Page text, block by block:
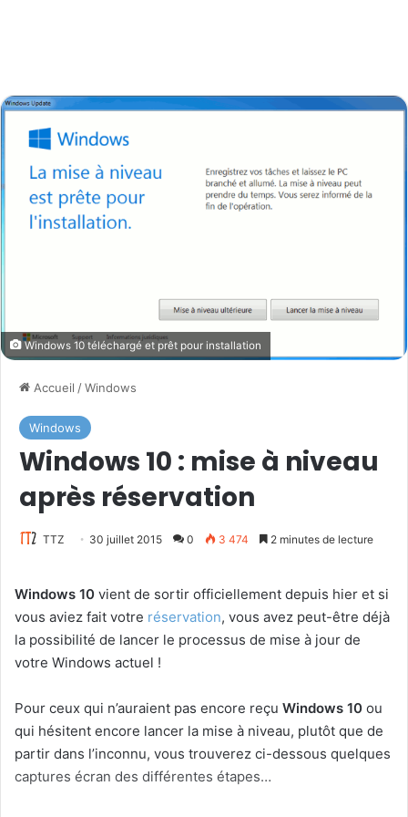
Windows 10 téléchargé et prêt pour installation
Accueil /Windows
Windows
Windows 10 : mise à niveau
après réservation
TTZ 30 juillet 2015 0 3 474 2 minutes de lecture
Windows 10 vient de sortir officiellement depuis hier et si
vous aviez fait votre réservation, vous avez peut-être déjà
la possibilité de lancer le processus de mise à jour de
votre Windows actuel !
Pour ceux qui n’auraient pas encore reçu Windows 10 ou
qui hésitent encore lancer la mise à niveau, plutôt que de
partir dans l’inconnu, vous trouverez ci-dessous quelques
captures écran des différentes étapes…